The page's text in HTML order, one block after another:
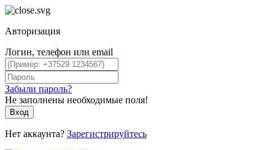
Авторизация
Логин, телефон или email
Забыли пароль?
Не заполнены необходимые поля!
Вход
Нет аккаунта? Зарегистрируйтесь